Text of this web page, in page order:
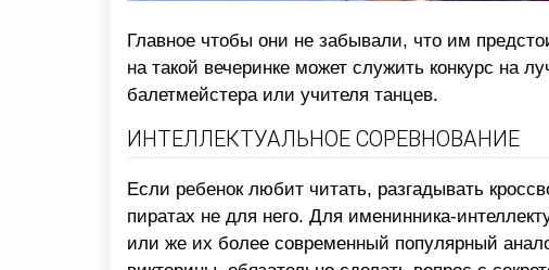
Главное чтобы они не забывали, что им
на такой вечеринке может служить конкурс на
балетмейстера или учителя танцев.
ИНТЕЛЛЕКТУАЛЬНОЕ СОРЕВНОВАНИЕ
Если ребенок любит читать, разгадывать
пиратах не для него. Для именинника-
или же их более современный популярный